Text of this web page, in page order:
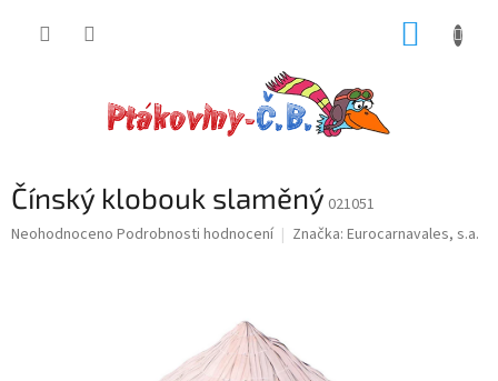
Čínský klobouk slaměný 021051
Průměrné
Neohodnoceno Podrobnosti hodnocení Značka: Eurocarnavales, s.a.